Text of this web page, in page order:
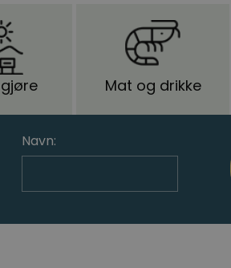
Mat og drikke
Navn: